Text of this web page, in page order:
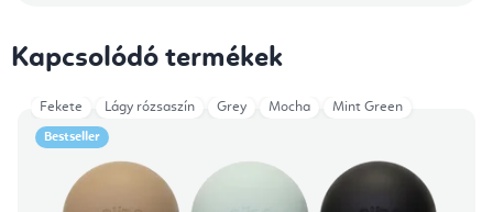
Kapcsolódó termékek
Bestseller
Fekete Lágy rózsaszín Grey Mocha Mint Green